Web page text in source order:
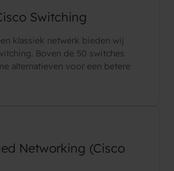
Switching
klassiek netwerk bieden wij
Boven de 50 switches
alternatieven voor een betere
Networking (Cisco